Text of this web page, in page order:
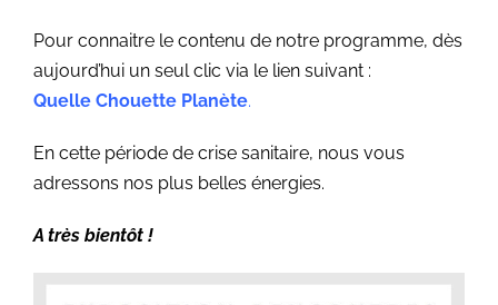
Pour connaitre le contenu de notre programme, dès
aujourd’hui un seul clic via le lien suivant :
Quelle Chouette Planète.
En cette période de crise sanitaire, nous vous
adressons nos plus belles énergies.
A très bientôt !